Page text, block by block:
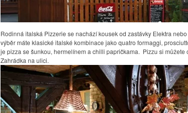
Rodinná italská Pizzerie se nachází kousek od zastávky Elektra
výběr máte klasické italské kombinace jako quatro formaggi,
je pizza se šunkou, hermelínem a chilli papričkama. Pizzu si můžete
Zahrádka na ulici.